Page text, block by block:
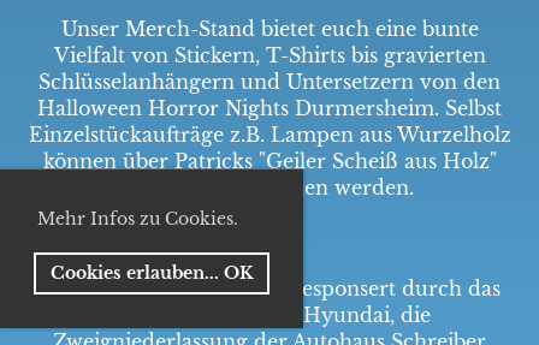
Mehr Infos zu Cookies.
Cookies erlauben... OK
Unser Merch-Stand bietet euch eine bunte
Vielfalt von Stickern, T-Shirts bis gravierten
Schlüsselanhängern und Untersetzern von den
Halloween Horror Nights Durmersheim. Selbst
Einzelstückaufträge z.B. Lampen aus Wurzelholz
können über Patricks "Geiler Scheiß aus Holz"
entgegengenommen werden.
Die Fotobox „Der Koffer" gesponsert durch das
Völlinger Autohaus Hyundai, die